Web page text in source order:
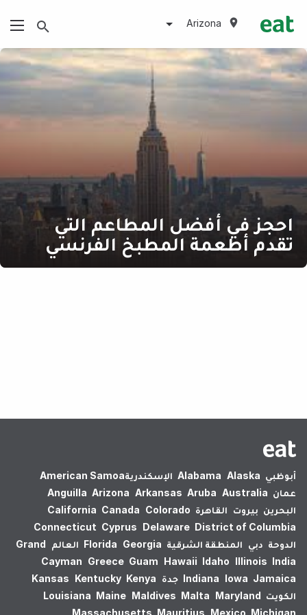
Arizona
احجز في أفضل المطاعم التي
تقدم أطعمة المطبخ الفرنسي
أبوظبي Alabama Alaska الإسكندرية‎American Samoa
عمان
Anguilla Arizona Arkansas Aruba Australia
البحرين بيروت القاهرة California Canada Colorado
Connecticut Cyprus Delaware District of Columbia
الدوحة دبي المنطقة الشرقية Florida Georgia العالم
Grand
Cayman Greece Guam Hawaii Idaho Illinois India
Indiana Iowa Jamaica جدة Kansas Kentucky Kenya
الكويت
Louisiana Maine Maldives Malta Maryland